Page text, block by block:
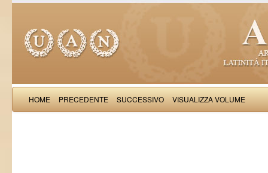
HOME PRECEDENTE SUCCESSIVO VISUALIZZA VOLUME